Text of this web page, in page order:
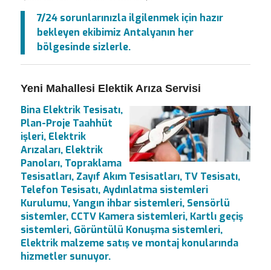
7/24 sorunlarınızla ilgilenmek için hazır
bekleyen ekibimiz Antalyanın her
bölgesinde sizlerle.
Yeni Mahallesi Elektik Arıza Servisi
Bina Elektrik Tesisatı,
Plan-Proje Taahhüt
işleri, Elektrik
Arızaları, Elektrik
Panoları, Topraklama
Tesisatları, Zayıf Akım Tesisatları, TV Tesisatı,
Telefon Tesisatı, Aydınlatma sistemleri
Kurulumu, Yangın ihbar sistemleri, Sensörlü
sistemler, CCTV Kamera sistemleri, Kartlı geçiş
sistemleri, Görüntülü Konuşma sistemleri,
Elektrik malzeme satış ve montaj konularında
hizmetler sunuyor.